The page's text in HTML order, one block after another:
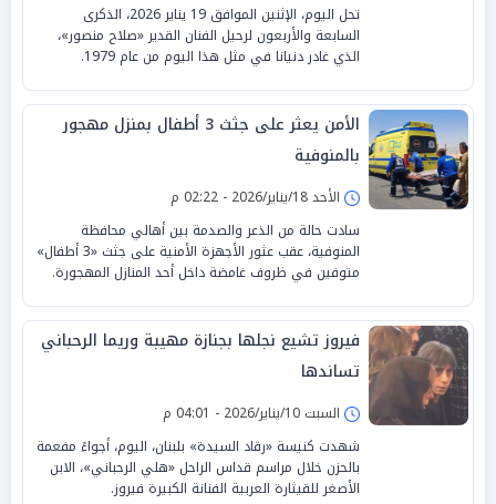
تحل اليوم، الإثنين الموافق 19 يناير 2026، الذكرى
السابعة والأربعون لرحيل الفنان القدير «صلاح منصور»،
الذي غادر دنيانا في مثل هذا اليوم من عام 1979.
الأمن يعثر على جثث 3 أطفال بمنزل مهجور
بالمنوفية
الأحد 18/يناير/2026 - 02:22 م
سادت حالة من الذعر والصدمة بين أهالي محافظة
المنوفية، عقب عثور الأجهزة الأمنية على جثث «3 أطفال»
متوفين في ظروف غامضة داخل أحد المنازل المهجورة.
فيروز تشيع نجلها بجنازة مهيبة وريما الرحباني
تساندها
السبت 10/يناير/2026 - 04:01 م
شهدت كنيسة «رقاد السيدة» بلبنان، اليوم، أجواءً مفعمة
بالحزن خلال مراسم قداس الراحل «هلي الرحباني»، الابن
الأصغر للقيثارة العربية الفنانة الكبيرة فيروز.